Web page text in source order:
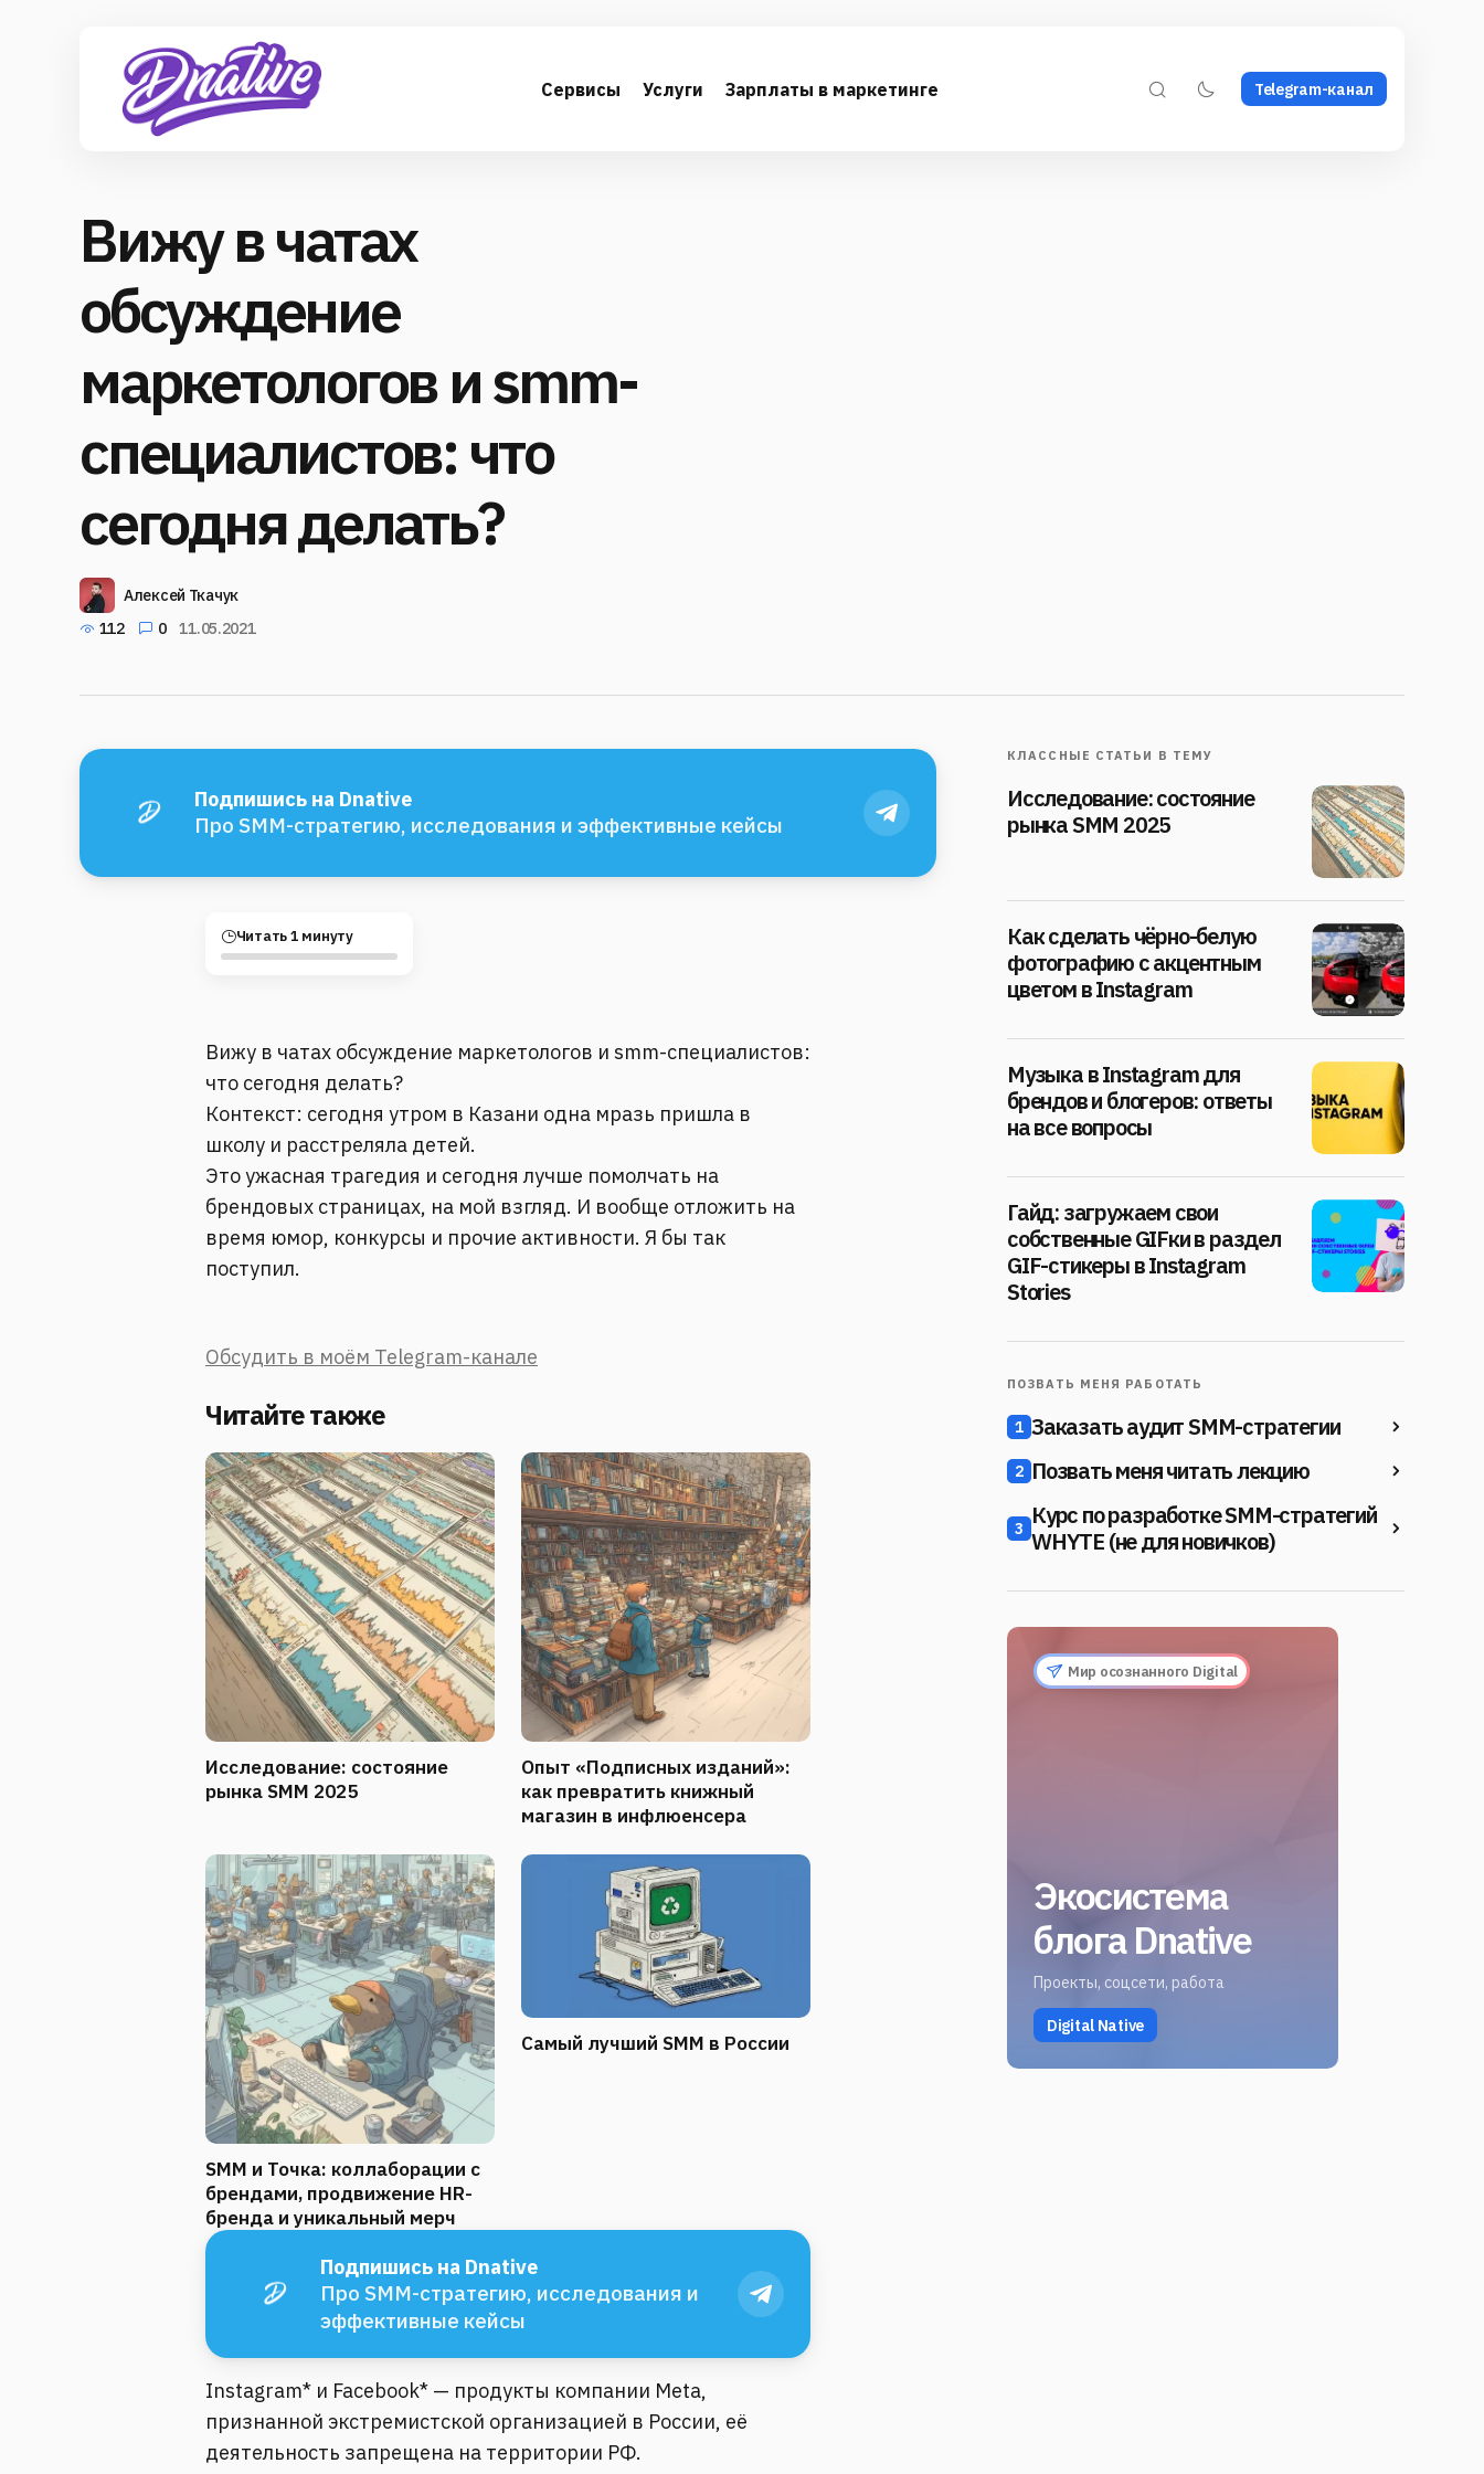
Сервисы Услуги Зарплаты в маркетинге Telegram-канал
Вижу в чатах
обсуждение
маркетологов и smm-
специалистов: что
сегодня делать?
Алексей Ткачук
112
0 11.05.2021
Подпишись на Dnative
Про SMM-стратегию, исследования и эффективные кейсы
Читать 1 минуту
Вижу в чатах обсуждение маркетологов и smm-специалистов:
что сегодня делать?
Контекст: сегодня утром в Казани одна мразь пришла в
школу и расстреляла детей.
Это ужасная трагедия и сегодня лучше помолчать на
брендовых страницах, на мой взгляд. И вообще отложить на
время юмор, конкурсы и прочие активности. Я бы так
поступил.
Обсудить в моём Telegram-канале
Читайте также
Исследование: состояние
рынка SMM 2025
Опыт «Подписных изданий»:
как превратить книжный
магазин в инфлюенсера
SMM и Точка: коллаборации с
брендами, продвижение HR-
бренда и уникальный мерч
Самый лучший SMM в России
Подпишись на Dnative
Про SMM-стратегию, исследования и
эффективные кейсы
Instagram* и Facebook* — продукты компании Meta,
признанной экстремистской организацией в России, её
деятельность запрещена на территории РФ.
КЛАССНЫЕ СТАТЬИ В ТЕМУ
Исследование: состояние
рынка SMM 2025
Как сделать чёрно-белую
фотографию с акцентным
цветом в Instagram
Музыка в Instagram для
брендов и блогеров: ответы
на все вопросы
Гайд: загружаем свои
собственные GIFки в раздел
GIF-стикеры в Instagram
Stories
ПОЗВАТЬ МЕНЯ РАБОТАТЬ
1 Заказать аудит SMM-стратегии
2 Позвать меня читать лекцию
3 Курс по разработке SMM-стратегий
WHYTE (не для новичков)
Мир осознанного Digital
Экосистема
блога Dnative
Проекты, соцсети, работа
Digital Native